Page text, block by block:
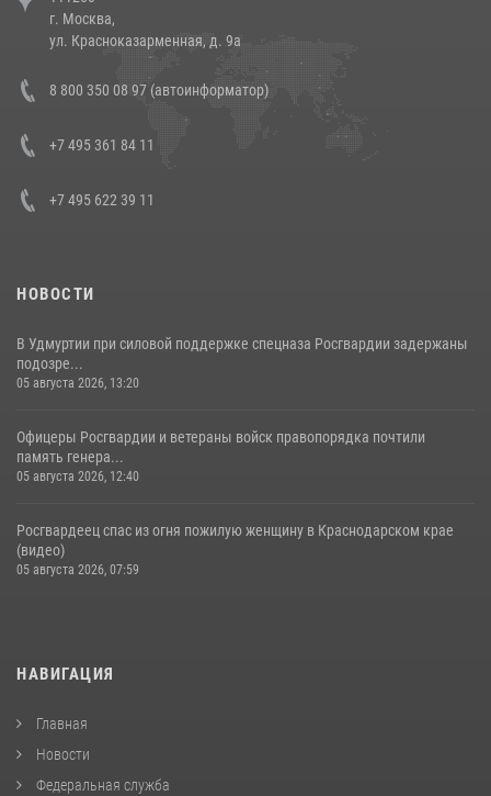
14 июля 2026, 12:20
В Росгвардии прошла военно-научная конференция по обобщению
боевого опыта
г. Москва,
ул. Красноказарменная, д. 9а
8 800 350 08 97 (автоинформатор)
+7 495 361 84 11
+7 495 622 39 11
НОВОСТИ
В Удмуртии при силовой поддержке спецназа Росгвардии задержаны
подозре...
05 августа 2026, 13:20
Офицеры Росгвардии и ветераны войск правопорядка почтили
память генера...
05 августа 2026, 12:40
Росгвардеец спас из огня пожилую женщину в Краснодарском крае
(видео)
05 августа 2026, 07:59
НАВИГАЦИЯ
Главная
Новости
Федеральная служба